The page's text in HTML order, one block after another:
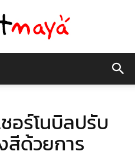
มายาอร์โนบิลปรับ
สีด้วยการ